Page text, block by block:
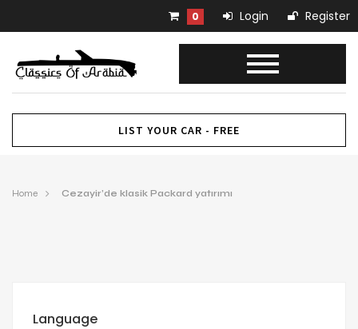
0 Login Register
LIST YOUR CAR - FREE
Home Cezayir’de klasik Packard yatırımı
Language